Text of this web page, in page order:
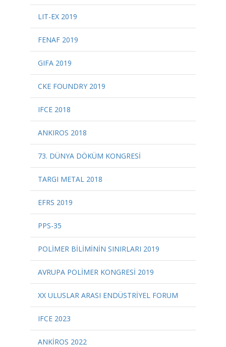
LIT-EX 2019
FENAF 2019
GIFA 2019
CKE FOUNDRY 2019
IFCE 2018
ANKIROS 2018
73. DÜNYA DÖKÜM KONGRESİ
TARGI METAL 2018
EFRS 2019
PPS-35
POLİMER BİLİMİNİN SINIRLARI 2019
AVRUPA POLİMER KONGRESİ 2019
XX ULUSLAR ARASI ENDÜSTRİYEL FORUM
IFCE 2023
ANKİROS 2022